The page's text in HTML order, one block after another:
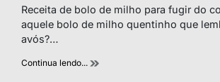
read
Receita de bolo de milho para fugir do
aquele bolo de milho quentinho que
avós?…
Continua lendo...